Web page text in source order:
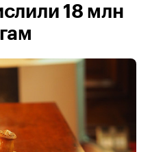
18 млн